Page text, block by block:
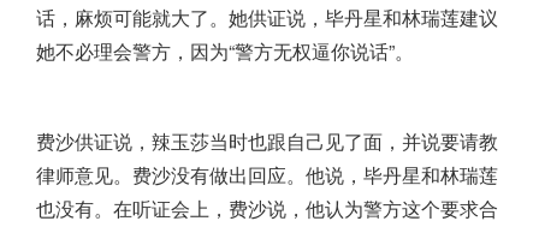
话，麻烦可能就大了。她供证说，毕丹星和林瑞莲建议
她不必理会警方，因为“警方无权逼你说话”。
费沙供证说，辣玉莎当时也跟自己见了面，并说要请教
律师意见。费沙没有做出回应。他说，毕丹星和林瑞莲
也没有。在听证会上，费沙说，他认为警方这个要求合